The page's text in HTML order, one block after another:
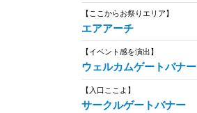
【ここからお祭りエリア】
エアアーチ
【イベント感を演出】
ウェルカムゲートバナー
【入口ここよ】
サークルゲートバナー